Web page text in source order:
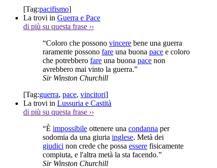
[Tag:pacifismo]
La trovi in Guerra e Pace
di più su questa frase ››
“Coloro che possono vincere bene una guerra
raramente possono fare una buona pace e coloro
che potrebbero fare una buona pace non
avrebbero mai vinto la guerra.”
Sir Winston Churchill
[Tag:guerra, pace, vincitori]
La trovi in Lussuria e Castità
di più su questa frase ››
“È impossibile ottenere una condanna per
sodomia da una giuria inglese. Metà dei
giudici non crede che possa essere fisicamente
compiuta, e l'altra metà la sta facendo.”
Sir Winston Churchill